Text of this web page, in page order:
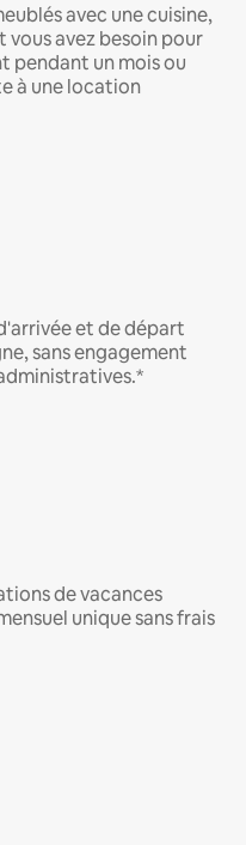
avec une cuisine,
avez besoin pour
pendant un mois ou
à une location
et de départ
sans engagement
de vacances
unique sans frais